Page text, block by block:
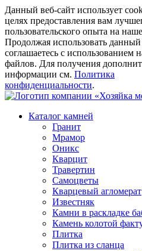
Данный веб-сайт использует
целях предоставления вам
пользовательского опыта на
Продолжая использовать
соглашаетесь с использованием
файлов. Для получения
информации см. Политика
конфиденциальности.
Каталог камней
Гранит
Мрамор
Оникс
Кварцит
Травертин
Самоцветы
Кварцевый агломерат
Известняк
Камни в раскладке
Камень колотой
Плитка
Плитка из сланца